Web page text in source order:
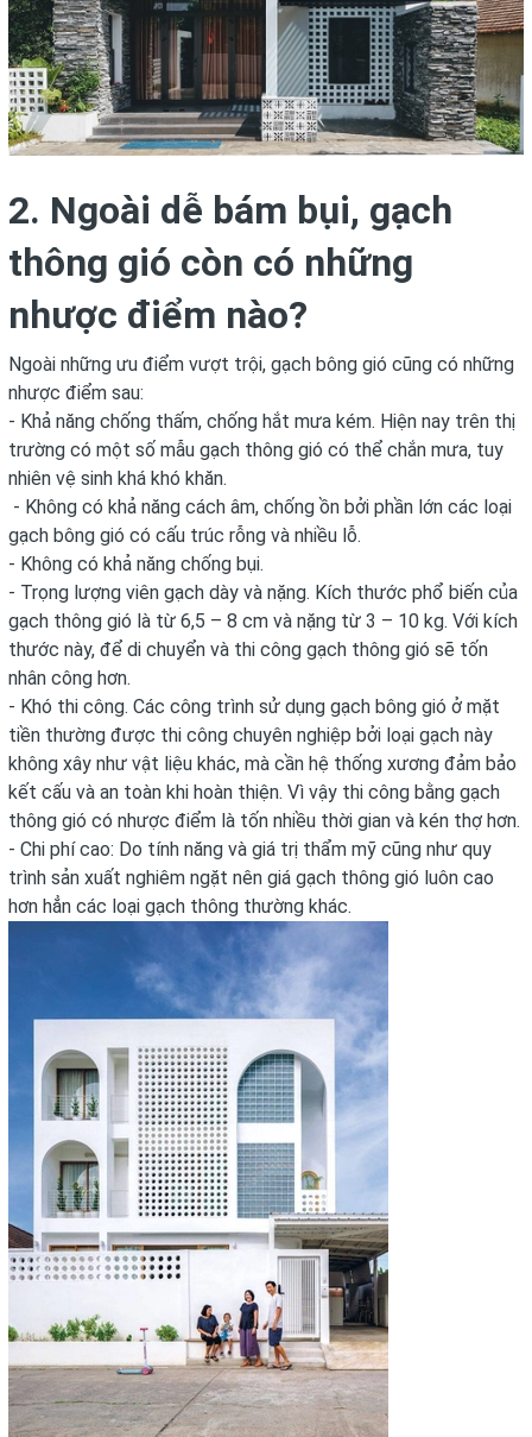
2. Ngoài dễ bám bụi, gạch
thông gió còn có những
nhược điểm nào?
Ngoài những ưu điểm vượt trội, gạch bông gió cũng có những
nhược điểm sau:
- Khả năng chống thấm, chống hắt mưa kém. Hiện nay trên thị
trường có một số mẫu gạch thông gió có thể chắn mưa, tuy
nhiên vệ sinh khá khó khăn.
- Không có khả năng cách âm, chống ồn bởi phần lớn các loại
gạch bông gió có cấu trúc rỗng và nhiều lỗ.
- Không có khả năng chống bụi.
- Trọng lượng viên gạch dày và nặng. Kích thước phổ biến của
gạch thông gió là từ 6,5 – 8 cm và nặng từ 3 – 10 kg. Với kích
thước này, để di chuyển và thi công gạch thông gió sẽ tốn
nhân công hơn.
- Khó thi công. Các công trình sử dụng gạch bông gió ở mặt
tiền thường được thi công chuyên nghiệp bởi loại gạch này
không xây như vật liệu khác, mà cần hệ thống xương đảm bảo
kết cấu và an toàn khi hoàn thiện. Vì vậy thi công bằng gạch
thông gió có nhược điểm là tốn nhiều thời gian và kén thợ hơn.
- Chi phí cao: Do tính năng và giá trị thẩm mỹ cũng như quy
trình sản xuất nghiêm ngặt nên giá gạch thông gió luôn cao
hơn hẳn các loại gạch thông thường khác.